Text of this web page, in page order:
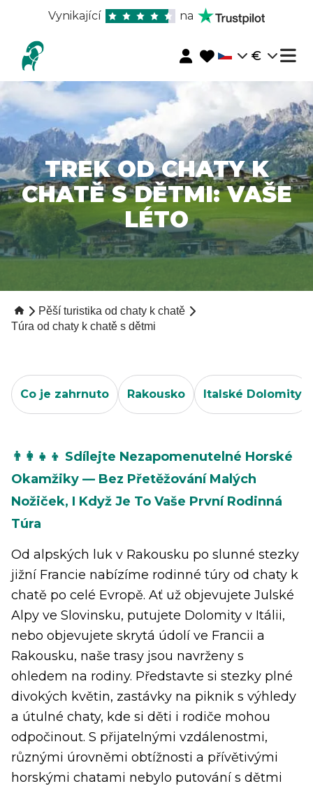
Vynikající na
€
TREK OD CHATY K
CHATĚ S DĚTMI: VAŠE
LÉTO
Pěší turistika od chaty k chatě
Túra od chaty k chatě s dětmi
Co je zahrnuto Rakousko Italské Dolomity
👨‍👩‍👧‍👦 Sdílejte Nezapomenutelné Horské
Okamžiky — Bez Přetěžování Malých
Nožiček, I Když Je To Vaše První Rodinná
Túra
Od alpských luk v Rakousku po slunné stezky
jižní Francie nabízíme rodinné túry od chaty k
chatě po celé Evropě. Ať už objevujete Julské
Alpy ve Slovinsku, putujete Dolomity v Itálii,
nebo objevujete skrytá údolí ve Francii a
Rakousku, naše trasy jsou navrženy s
ohledem na rodiny. Představte si stezky plné
divokých květin, zastávky na piknik s výhledy
a útulné chaty, kde si děti i rodiče mohou
odpočinout. S přijatelnými vzdálenostmi,
různými úrovněmi obtížnosti a přívětivými
horskými chatami nebylo putování s dětmi